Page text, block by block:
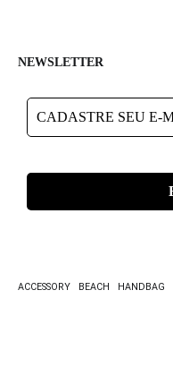
NEWSLETTER
CADASTRE
SEU
*
ACCESSORY BEACH HANDBAG